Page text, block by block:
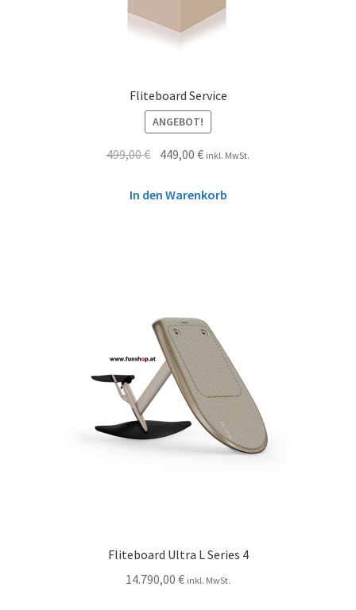
Fliteboard Service
ANGEBOT!
499,00€ 449,00€ inkl. MwSt.
In den Warenkorb
Fliteboard Ultra L Series 4
14.790,00 € inkl. MwSt.